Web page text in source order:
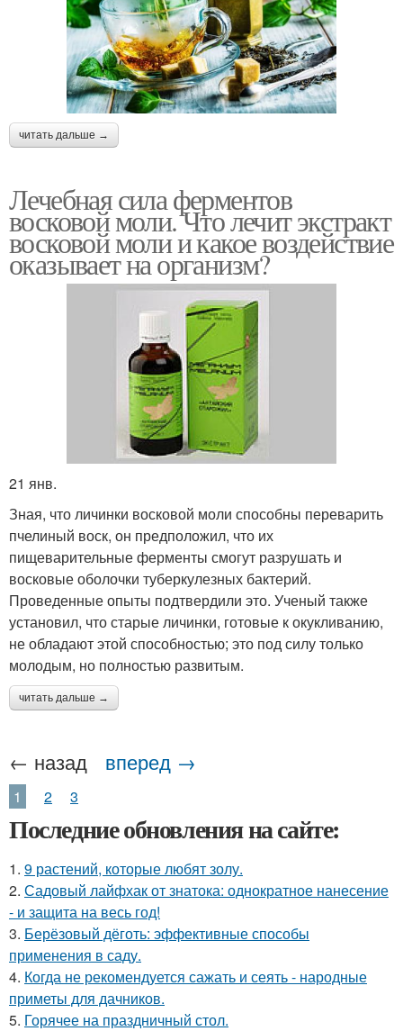
читать дальше →
Лечебная сила ферментов
восковой моли. Что лечит экстракт
восковой моли и какое воздействие
оказывает на организм?
21 янв.
Зная, что личинки восковой моли способны переварить
пчелиный воск, он предположил, что их
пищеварительные ферменты смогут разрушать и
восковые оболочки туберкулезных бактерий.
Проведенные опыты подтвердили это. Ученый также
установил, что старые личинки, готовые к окукливанию,
не обладают этой способностью; это под силу только
молодым, но полностью развитым.
читать дальше →
← назад вперед →
1 2 3
Последние обновления на сайте:
1. 9 растений, которые любят золу.
2. Садовый лайфхак от знатока: однократное нанесение
- и защита на весь год!
3. Берёзовый дёготь: эффективные способы
применения в саду.
4. Когда не рекомендуется сажать и сеять - народные
приметы для дачников.
5. Горячее на праздничный стол.